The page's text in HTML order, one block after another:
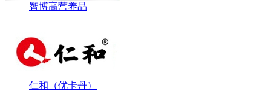
智博高营养品
仁和（优卡丹）